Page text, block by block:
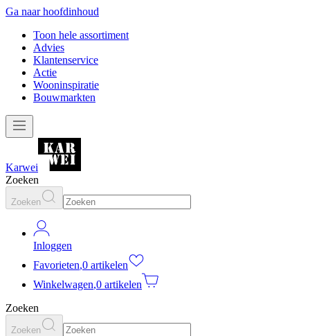
Ga naar hoofdinhoud
Toon hele assortiment
Advies
Klantenservice
Actie
Wooninspiratie
Bouwmarkten
Karwei
Zoeken
Zoeken
Inloggen
Favorieten,0 artikelen
Winkelwagen,0 artikelen
Zoeken
Zoeken